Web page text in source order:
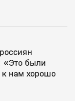
«Это были
к нам хорошо